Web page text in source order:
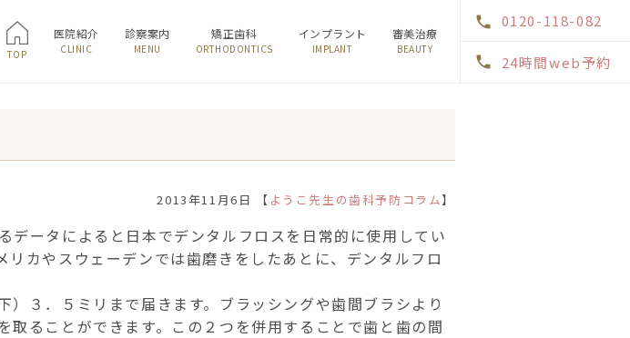
TOP
医院紹介
CLINIC
診察案内
MENU
矯正歯科
ORTHODONTICS
インプラント
IMPLANT
審美治療
BEAUTY
0120-118-082
24時間web予約
2013年11月6日 【 ようこ先生の歯科予防コラム】
ータによると日本でデンタルフロスを日常的に使用してい
カやスウェーデンでは歯磨きをしたあとに、デンタルフロ
３．５ミリまで届きます。ブラッシングや歯間ブラシより
ることができます。この２つを併用することで歯と歯の間